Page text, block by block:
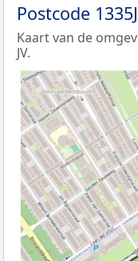
Postcode
Kaart van de
JV.